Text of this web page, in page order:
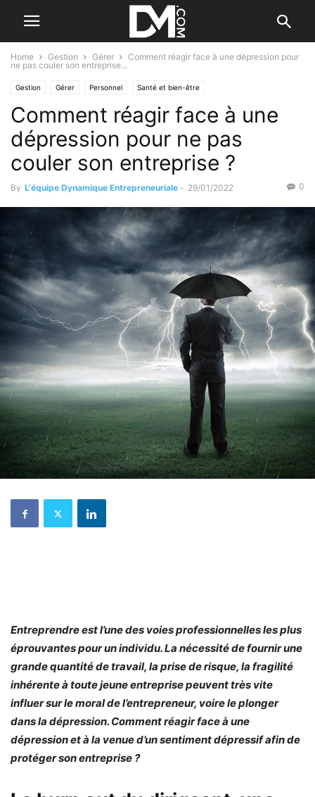
Home Gestion Gérer
Comment réagir face à une dépression pour
ne pas couler son entreprise...
Gestion Gérer Personnel Santé et bien-être
Comment réagir face à une
dépression pour ne pas
couler son entreprise ?
By L'équipe Dynamique Entrepreneuriale - 29/01/2022 0
Entreprendre est l’une des voies professionnelles les plus
éprouvantes pour un individu. La nécessité de fournir une
grande quantité de travail, la prise de risque, la fragilité
inhérente à toute jeune entreprise peuvent très vite
influer sur le moral de l’entrepreneur, voire le plonger
dans la dépression. Comment réagir face à une
dépression età la venue d’un sentiment dépressif afin de
protéger son entreprise ?